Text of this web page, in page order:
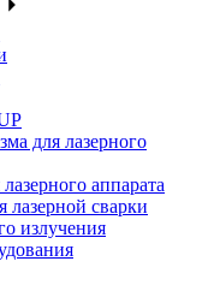
для лазерного
аппарата
лазерной сварки
излучения